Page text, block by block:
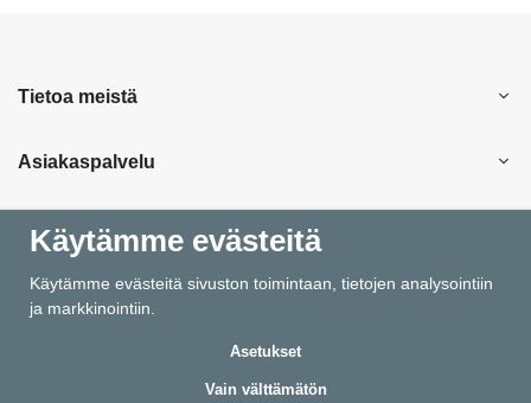
Tietoa meistä
Asiakaspalvelu
Ostokset
Tiedot
Käytämme evästeitä
Käytämme evästeitä sivuston toimintaan, tietojen analysointiin
ja markkinointiin.
Asetukset
Vain välttämätön